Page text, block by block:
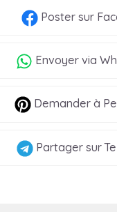
Postersur
Envoyer via
Demander à
Partagersur